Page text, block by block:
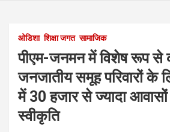
ओडिशा शिक्षा जगत सामाजिक
पीएम-जनमन में विशेष रूप से
जनजातीय समूह परिवारों के
में 30 हजार से ज्यादा
स्वीकृति